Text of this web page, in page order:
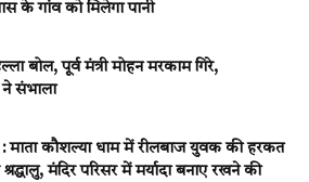
के गांव को मिलेगा पानी
बोल, पूर्व मंत्री मोहन मरकाम गिरे,
ने संभाला
माता कौशल्या धाम में रीलबाज युवक की हरकत
मंदिर परिसर में मर्यादा बनाए रखने की